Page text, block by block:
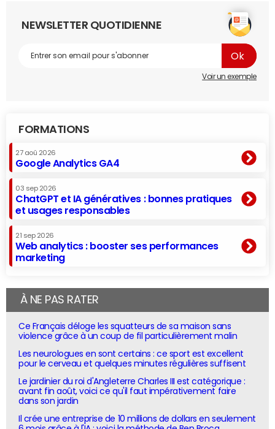
NEWSLETTER QUOTIDIENNE
Voir un exemple
FORMATIONS
27 aoû 2026
Google Analytics GA4
03 sep 2026
ChatGPT et IA génératives : bonnes pratiques
et usages responsables
21 sep 2026
Web analytics : booster ses performances
marketing
À NE PAS RATER
Ce Français déloge les squatteurs de sa maison sans
violence grâce à un coup de fil particulièrement malin
Les neurologues en sont certains : ce sport est excellent
pour le cerveau et quelques minutes régulières suffisent
Le jardinier du roi d'Angleterre Charles III est catégorique :
avant fin août, voici ce qu'il faut impérativement faire
dans son jardin
Il crée une entreprise de 10 millions de dollars en seulement